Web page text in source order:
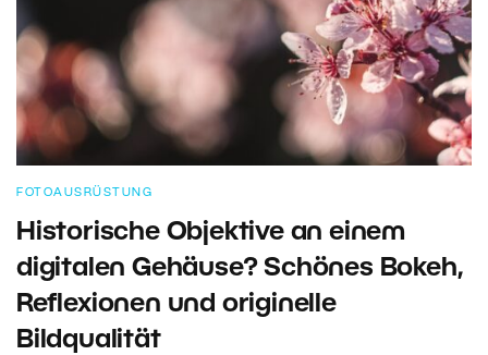
FOTOAUSRÜSTUNG
Historische Objektive an einem
digitalen Gehäuse? Schönes Bokeh,
Reflexionen und originelle
Bildqualität